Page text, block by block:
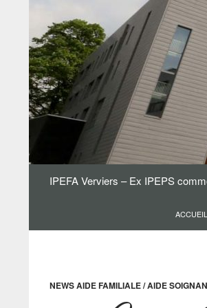
contenu
IPEFA Verviers – Ex IPEPS
ACCUEIL
NEWS AIDE FAMILIALE / AIDE